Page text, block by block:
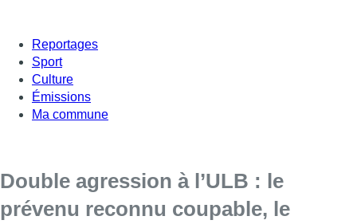
Reportages
Sport
Culture
Émissions
Ma commune
Double agression à l’ULB : le
prévenu reconnu coupable, le